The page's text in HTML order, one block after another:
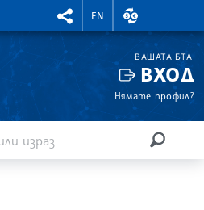
RIGHTMENU.SOCIAL
EN
ВАЛУТНИ
ВАШАТА БТА
ВХОД
Нямате профил?